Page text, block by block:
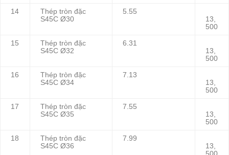
14
Thép tròn đặc
S45C Ø30
5.55
13,
500
15
Thép tròn đặc
S45C Ø32
6.31
13,
500
16
Thép tròn đặc
S45C Ø34
7.13
13,
500
17
Thép tròn đặc
S45C Ø35
7.55
13,
500
18
Thép tròn đặc
S45C Ø36
7.99
13,